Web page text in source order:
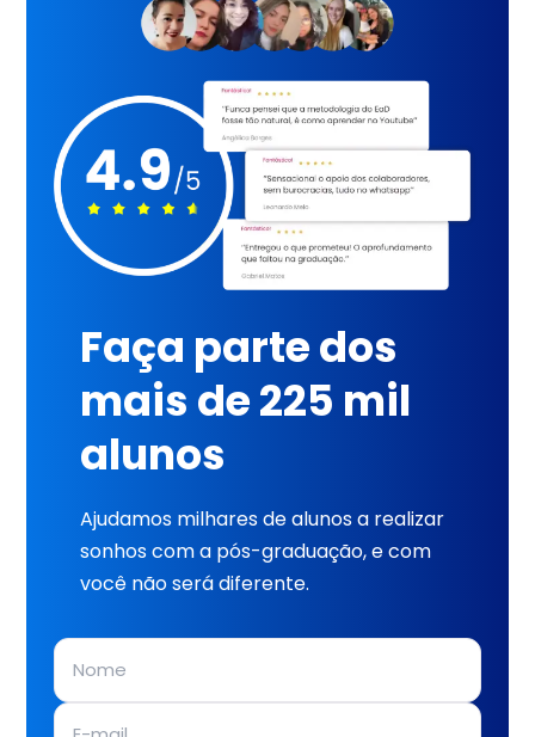
Faça parte dos
mais de 225 mil
alunos
Ajudamos milhares de alunos a realizar
sonhos com a pós-graduação, e com
você não será diferente.